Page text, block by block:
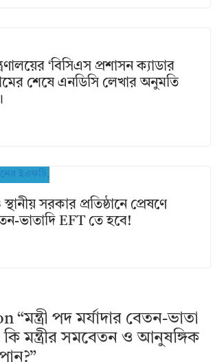
‘বিসিএস প্রশাসন ক্যাডার
শেষে এনডিসি লেখার অনুমতি
সরকার প্রতিষ্ঠানে প্রেষণে
ভাতাদি EFT তে হবে!
“মন্ত্রী পদ মর্যাদার বেতন-ভাতা
মন্ত্রীর সমবেতন ও আনুষঙ্গিক
”